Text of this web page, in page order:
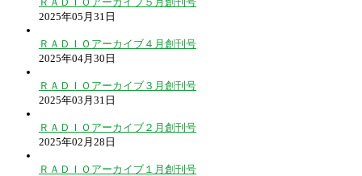
2025年05月31日
ＲＡＤＩＯアーカイブ４月創刊号
2025年04月30日
ＲＡＤＩＯアーカイブ３月創刊号
2025年03月31日
ＲＡＤＩＯアーカイブ２月創刊号
2025年02月28日
ＲＡＤＩＯアーカイブ１月創刊号